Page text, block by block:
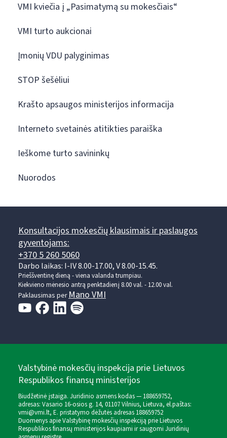
VMI kviečia į „Pasimatymą su mokesčiais“
VMI turto aukcionai
Įmonių VDU palyginimas
STOP šešėliui
Krašto apsaugos ministerijos informacija
Interneto svetainės atitikties paraiška
Ieškome turto savininkų
Nuorodos
Konsultacijos mokesčių klausimais ir paslaugos
gyventojams:
+370 5 260 5060
Darbo laikas: I-IV 8.00-17.00, V 8.00-15.45.
Prieššventinę dieną - viena valanda trumpiau.
Kiekvieno mėnesio antrą penktadienį 8.00 val. - 12.00 val.
Paklausimas perMano VMI
Valstybinė mokesčių inspekcija prie Lietuvos
Respublikos finansų ministerijos
Biudžetinė įstaiga. Juridinio asmens kodas — 188659752,
adresas: Vasario 16-osios g. 14, 01107 Vilnius, Lietuva, el.paštas:
vmi@vmi.lt, E. pristatymo dėžutės adresas 188659752
Duomenys apie Valstybinę mokesčių inspekciją prie Lietuvos
Respublikos finansų ministerijos kaupiami ir saugomi Juridinių